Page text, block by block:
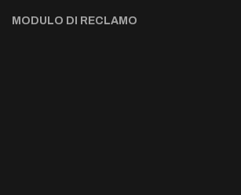
MODULO DI RECLAMO